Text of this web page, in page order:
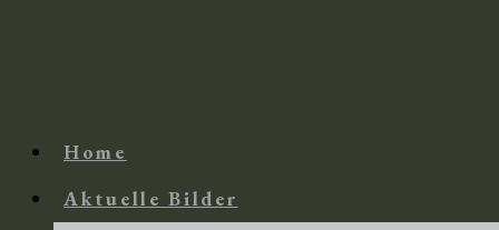
Home
Aktuelle Bilder